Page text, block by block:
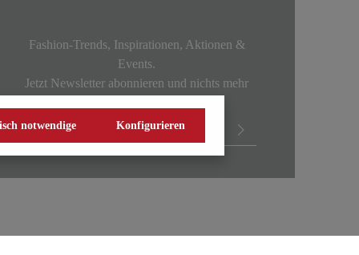
Fashion-Trends, Inspirationen, Aktionen &
Events.
Jetzt Newsletter abonnieren und nichts mehr
notwendige Konfigurieren